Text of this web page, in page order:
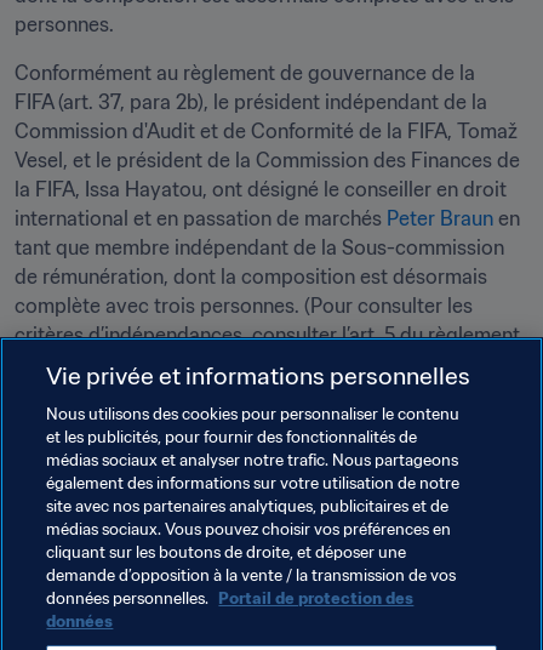
personnes.
Conformément au règlement de gouvernance de la
FIFA (art. 37, para 2b), le président indépendant de la
Commission d'Audit et de Conformité de la FIFA, Tomaž
Vesel, et le président de la Commission des Finances de
la FIFA, Issa Hayatou, ont désigné le conseiller en droit
international et en passation de marchés Peter Braun en
tant que membre indépendant de la Sous-commission
de rémunération, dont la composition est désormais
complète avec trois personnes. (Pour consulter les
critères d’indépendances, consulter l’art. 5 du règlement
de gouvernance)
Dans sa composition complète, ce comité est
responsable de la définition de la rémunération annuelle
individuelle du Président de la FIFA, des vice-présidents
et des membres du Conseil, ainsi que du Secrétaire
général. La prochaine réunion est programmée le 31 août
2016.
Thèmes en lien
Vie privée et informations personnelles
Nous utilisons des cookies pour personnaliser le contenu
et les publicités, pour fournir des fonctionnalités de
médias sociaux et analyser notre trafic. Nous partageons
également des informations sur votre utilisation de notre
site avec nos partenaires analytiques, publicitaires et de
médias sociaux. Vous pouvez choisir vos préférences en
cliquant sur les boutons de droite, et déposer une
demande d’opposition à la vente / la transmission de vos
données personnelles. Portail de protection des
données